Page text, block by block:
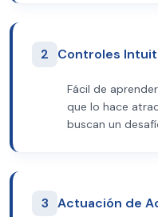
2 Controles
Fácil de
que lo hace
buscan un
3 Actuación de